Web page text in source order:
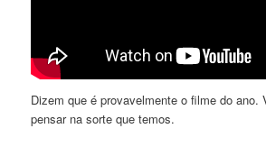
Dizem que é provavelmente o filme do ano.
pensar na sorte que temos.